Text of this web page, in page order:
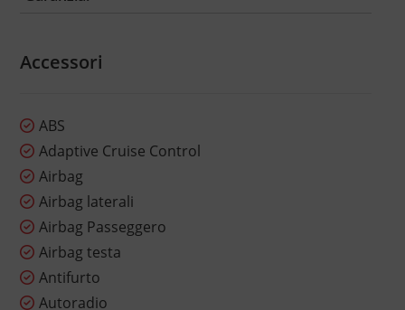
Accessori
ABS
Adaptive Cruise Control
Airbag
Airbag laterali
Airbag Passeggero
Airbag testa
Antifurto
Autoradio